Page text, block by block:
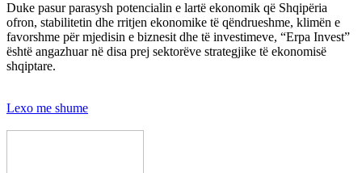
Duke pasur parasysh potencialin e lartë ekonomik që Shqipëria
ofron, stabilitetin dhe rritjen ekonomike të qëndrueshme, klimën e
favorshme për mjedisin e biznesit dhe të investimeve, “Erpa Invest”
është angazhuar në disa prej sektorëve strategjike të ekonomisë
shqiptare.
Lexo me shume